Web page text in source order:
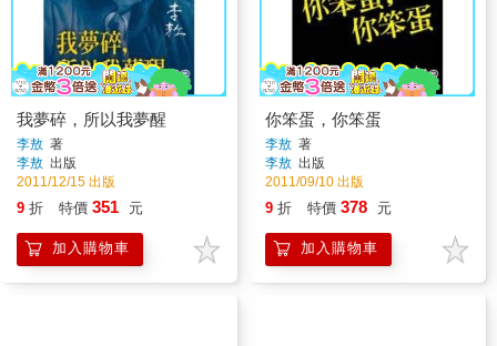
我夢碎，所以我夢醒
李敖 著
李敖 出版
2011/12/15 出版
9 折 特價 351 元
加入購物車
你笨蛋，你笨蛋
李敖 著
李敖 出版
2011/09/10 出版
9 折 特價 378 元
加入購物車